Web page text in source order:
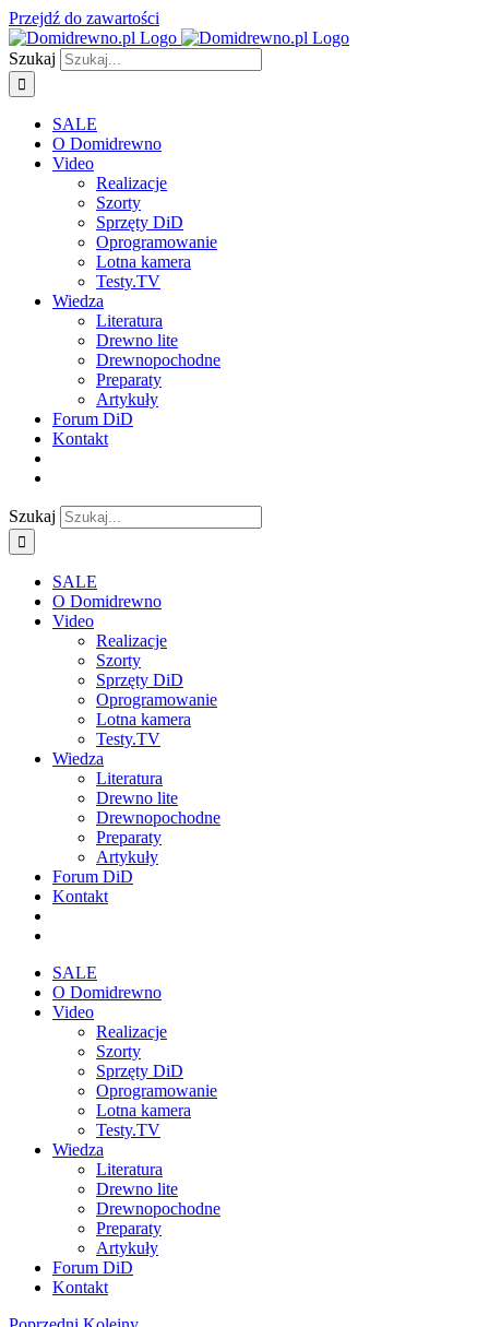
Przejdź do zawartości
Szukaj
SALE
O Domidrewno
Video
Realizacje
Szorty
Sprzęty DiD
Oprogramowanie
Lotna kamera
Testy.TV
Wiedza
Literatura
Drewno lite
Drewnopochodne
Preparaty
Artykuły
Forum DiD
Kontakt
Szukaj
SALE
O Domidrewno
Video
Realizacje
Szorty
Sprzęty DiD
Oprogramowanie
Lotna kamera
Testy.TV
Wiedza
Literatura
Drewno lite
Drewnopochodne
Preparaty
Artykuły
Forum DiD
Kontakt
SALE
O Domidrewno
Video
Realizacje
Szorty
Sprzęty DiD
Oprogramowanie
Lotna kamera
Testy.TV
Wiedza
Literatura
Drewno lite
Drewnopochodne
Preparaty
Artykuły
Forum DiD
Kontakt